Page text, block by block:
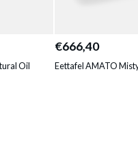
Oil
€666,40
Eettafel AMATO